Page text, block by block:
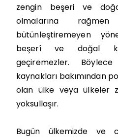
zengin beşeri ve
olmalarına
bütünleştiremeyen
beşerî ve doğal
geçiremezler.
kaynakları bakımından
olan ülke veya ülkeler
yoksullaşır.
Bugün ülkemizde ve